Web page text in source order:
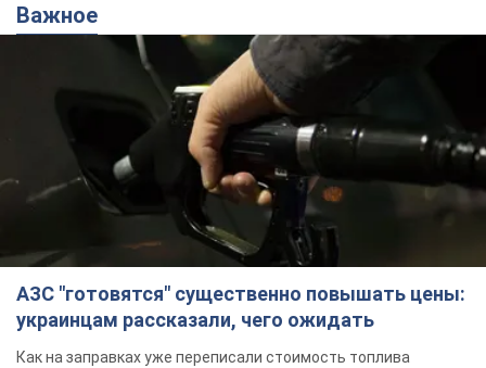
Важное
АЗС "готовятся" существенно повышать цены:
украинцам рассказали, чего ожидать
Как на заправках уже переписали стоимость топлива